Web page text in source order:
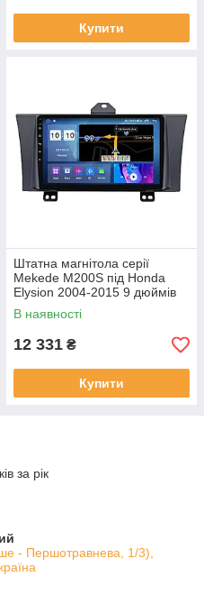
Купити
Штатна магнітола серії
Mekede M200S під Honda
Elysion 2004-2015 9 дюймів
В наявності
12 331 ₴
Купити
за рік
- Першотравнева, 1/3),